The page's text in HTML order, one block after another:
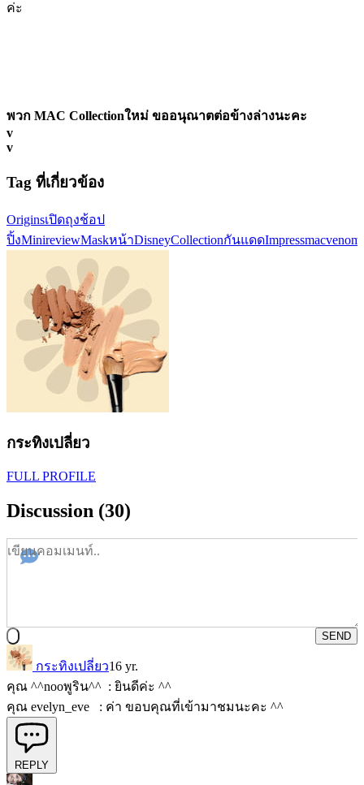
ค่ะ
พวก MAC Collectionใหม่ ขออนุณาตต่อข้างล่างนะคะ
v
v
Tag ที่เกี่ยวข้อง
Originsเปิดถุงช้อป
ปิ้งMinireviewMaskหน้าDisneyCollectionกันแดดImpress
กระทิงเปลี่ยว
FULL PROFILE
Discussion (30)
SEND
กระทิงเปลี่ยว16 yr.
คุณ ^^nooพูริน^^ : ยินดีค่ะ ^^
คุณ evelyn_eve : ค่า ขอบคุณที่เข้ามาชมนะคะ ^^
REPLY